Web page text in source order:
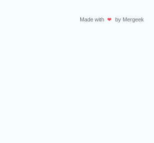
Made with ❤ by Mergeek